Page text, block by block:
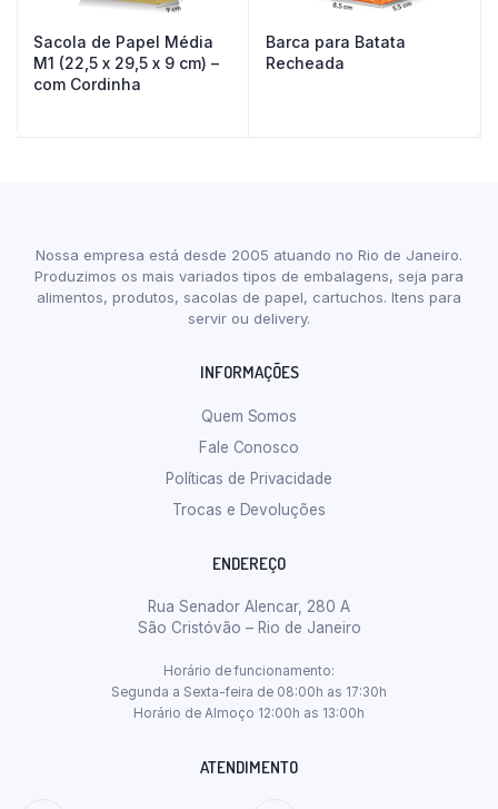
Sacola de Papel Média
M1 (22,5 x 29,5 x 9 cm) –
com Cordinha
Barca para Batata
Recheada
Nossa empresa está desde 2005 atuando no Rio de Janeiro.
Produzimos os mais variados tipos de embalagens, seja para
alimentos, produtos, sacolas de papel, cartuchos. Itens para
servir ou delivery.
INFORMAÇÕES
Quem Somos
Fale Conosco
Políticas de Privacidade
Trocas e Devoluções
ENDEREÇO
Rua Senador Alencar, 280 A
São Cristóvão – Rio de Janeiro
Horário de funcionamento:
Segunda a Sexta-feira de 08:00h as 17:30h
Horário de Almoço 12:00h as 13:00h
ATENDIMENTO